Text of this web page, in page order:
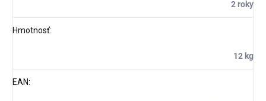
2 roky
Hmotnosť:
12 kg
EAN: